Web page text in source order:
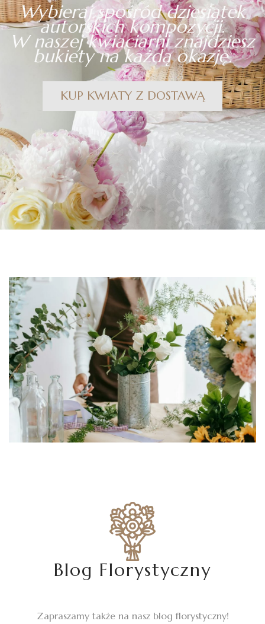
Wybieraj spośród dziesiątek
autorskich kompozycji.
W naszej kwiaciarni znajdziesz
bukiety na każdą okazję.
KUP KWIATY Z DOSTAWĄ
Blog Florystyczny
Zapraszamy także na nasz blog florystyczny!